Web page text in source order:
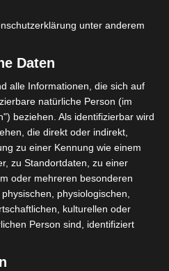
Elfmetertor
Elfmetertor
Yassine Meriah
45'
+1
Elfmetertor
Yassine Meriah
51'
Ben Hamouda
60'
Tor
Z. Berrima
66'
Tor
S. Bougrine
unter anderem
Daten
alle Informationen, die sich auf
natürliche Person (im
beziehen. Als identifizierbar wird
die direkt oder indirekt,
zu einer Kennung wie einem
zu Standortdaten, zu einer
oder mehreren besonderen
physiologischen,
kulturellen oder
Person sind, identifiziert